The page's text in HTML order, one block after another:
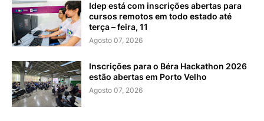
Idep está com inscrições abertas para
cursos remotos em todo estado até
terça – feira, 11
Agosto 07, 2026
Inscrições para o Béra Hackathon 2026
estão abertas em Porto Velho
Agosto 07, 2026